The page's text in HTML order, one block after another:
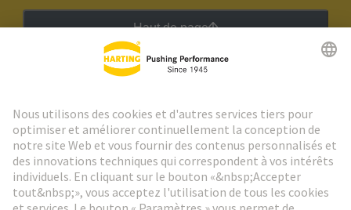
Haut de page
Aller à l'inscription